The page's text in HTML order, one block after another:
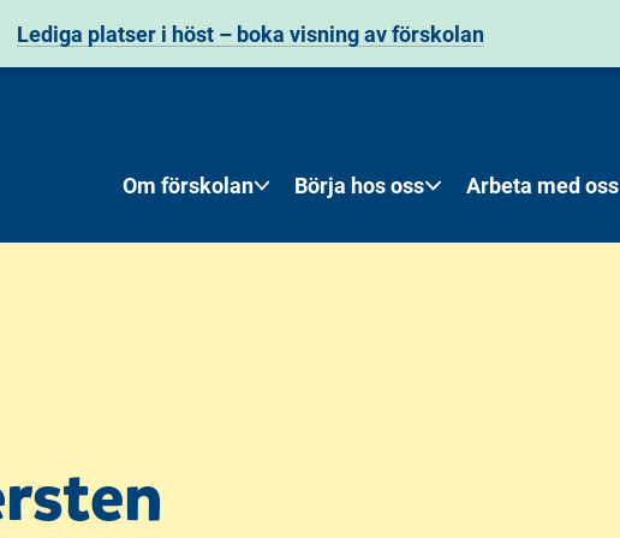
Lediga platser i höst – boka visning av förskolan
Om förskolan Börja hos oss Arbeta med oss